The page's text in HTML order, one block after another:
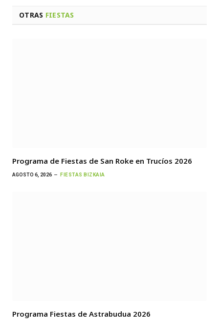
OTRAS FIESTAS
Programa de Fiestas de San Roke en Trucíos 2026
AGOSTO 6, 2026 FIESTAS BIZKAIA
Programa Fiestas de Astrabudua 2026